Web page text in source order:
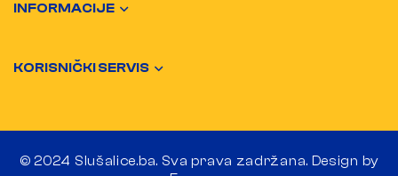
INFORMACIJE
KORISNIČKI SERVIS
© 2024 Slušalice.ba. Sva prava zadržana. Design by